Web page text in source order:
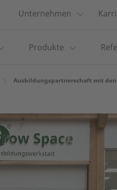
Unternehmen
Produkte
Ausbildungspartnerschaft mit